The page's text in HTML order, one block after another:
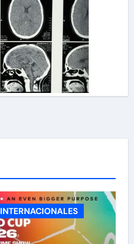
INTERNACIONALES